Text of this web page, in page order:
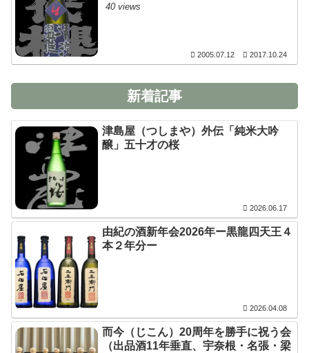
40 views
2005.07.12 2017.10.24
新着記事
津島屋（つしまや）外伝「純米大吟
醸」五十才の桜
2026.06.17
由紀の酒新年会2026年ー黒龍四天王４
本２年分ー
2026.04.08
而今（じこん）20周年を勝手に祝う会
（出品酒11年垂直、宇奈根・名張・梁